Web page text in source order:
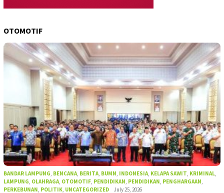
OTOMOTIF
BANDAR LAMPUNG, BENCANA, BERITA, BUMN, INDONESIA, KELAPA SAWIT, KRIMINAL,
LAMPUNG, OLAHRAGA, OTOMOTIF, PENDIDIKAN, PENDIDIKAN, PENGHARGAAN,
PERKEBUNAN, POLITIK, UNCATEGORIZED July 25, 2026